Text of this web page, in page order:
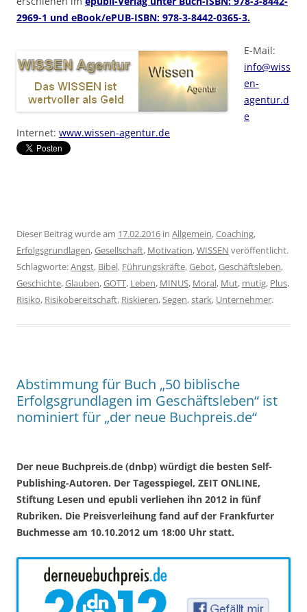
2969-1 und eBook/ePUB-ISBN: 978-3-8442-0365-3.
E-Mail:
info@wiss
en-
agentur.d
e
Internet: www.wissen-agentur.de
Dieser Beitrag wurde am 17.02.2016 in Allgemein,Coaching,
Erfolgsgrundlagen,Gesellschaft, Motivation,WISSEN veröffentlicht.
Schlagworte:Angst, Bibel, Führungskräfte,Gebot,Geschäftsleben,
Geschichte,Glauben,GOTT, Leben, MINUS, Moral, Mut, mutig, Plus,
Risiko, Risikobereitschaft, Riskieren,Segen,stark, Unternehmer.
Abstimmung für Buch „50 biblische
Erfolgsgrundlagen im Geschäftsleben“ ist
nominiert für „der neue Buchpreis.de“
Der neue Buchpreis.de (dnbp) würdigt die besten Self-
Publishing-Autoren. Der Tagesspiegel, ZEIT ONLINE,
Stiftung Lesen und epubli verliehen ihn 2012 in fünf
Rubriken. Die Preisverleihung fand auf der Frankfurter
Buchmesse am 10.10.2012 um 18:00 Uhr statt.